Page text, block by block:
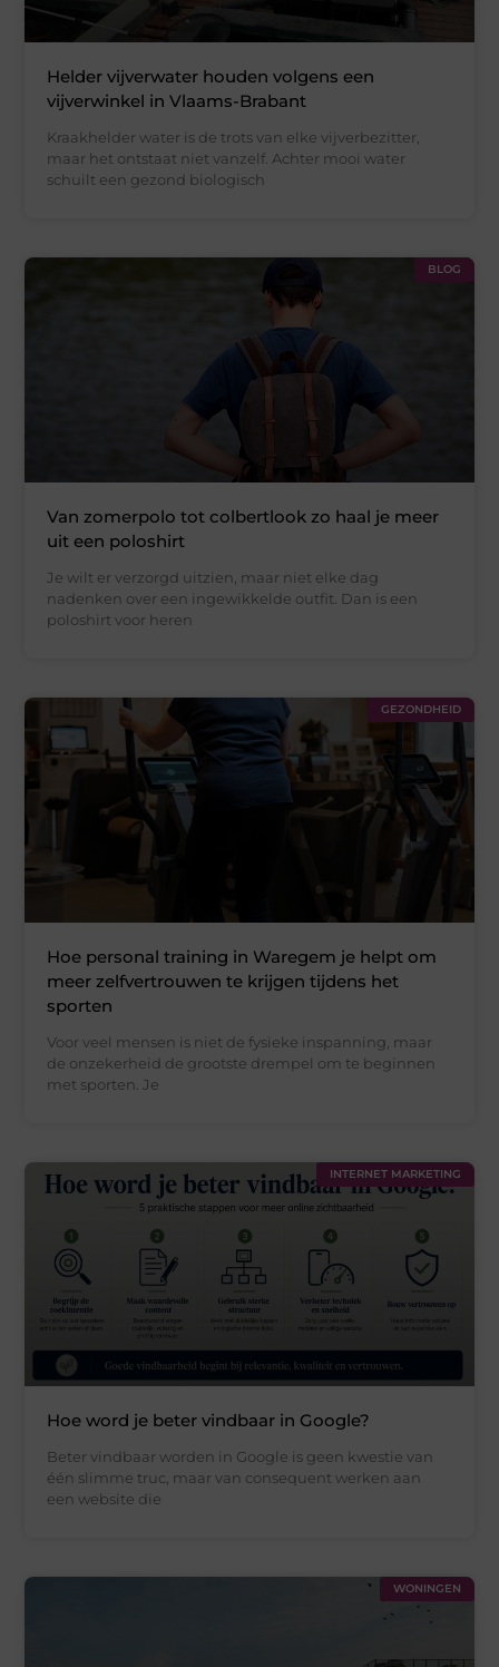
Helder vijverwater houden volgens een
vijverwinkel in Vlaams-Brabant
Kraakhelder water is de trots van elke vijverbezitter,
maar het ontstaat niet vanzelf. Achter mooi water
schuilt een gezond biologisch
BLOG
Van zomerpolo tot colbertlook zo haal je meer
uit een poloshirt
Je wilt er verzorgd uitzien, maar niet elke dag
nadenken over een ingewikkelde outfit. Dan is een
poloshirt voor heren
GEZONDHEID
Hoe personal training in Waregem je helpt om
meer zelfvertrouwen te krijgen tijdens het
sporten
Voor veel mensen is niet de fysieke inspanning, maar
de onzekerheid de grootste drempel om te beginnen
met sporten. Je
INTERNET MARKETING
Hoe word je beter vindbaar in Google?
Beter vindbaar worden in Google is geen kwestie van
één slimme truc, maar van consequent werken aan
een website die
WONINGEN